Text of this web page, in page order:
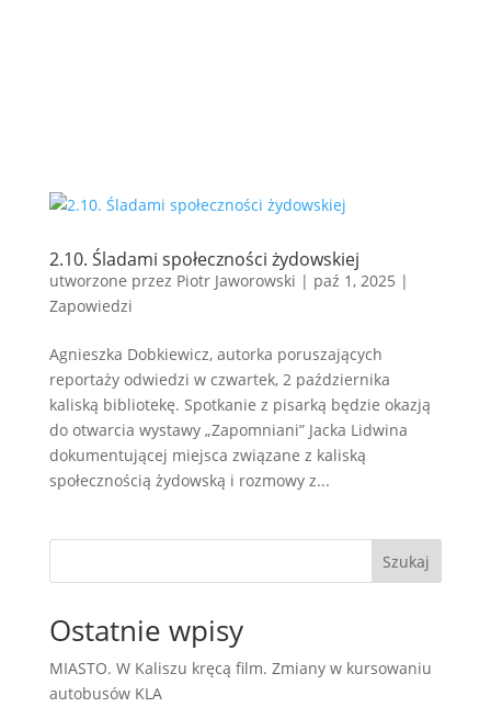
2.10. Śladami społeczności żydowskiej
utworzone przez Piotr Jaworowski | paź 1, 2025 |
Zapowiedzi
Agnieszka Dobkiewicz, autorka poruszających
reportaży odwiedzi w czwartek, 2 października
kaliską bibliotekę. Spotkanie z pisarką będzie okazją
do otwarcia wystawy „Zapomniani” Jacka Lidwina
dokumentującej miejsca związane z kaliską
społecznością żydowską i rozmowy z...
Szukaj
Ostatnie wpisy
MIASTO. W Kaliszu kręcą film. Zmiany w kursowaniu
autobusów KLA